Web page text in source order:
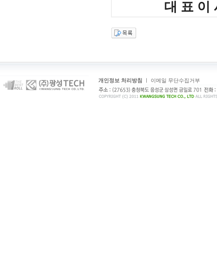
대 표 이 사
개인정보 처리방침 ㅣ 이메일 무단수집거부